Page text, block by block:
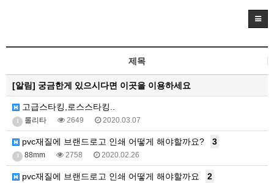
제목
[알림] 궁금한게 있으시다면 이곳을 이용하세요
고급스타킹,로스스타킹..
롤리타 2649 2020.03.07
pvc재질에 브랜드로고 인쇄 어떻게 해야할까요? 3
3 88mm 2758 2020.02.26
pvc재질에 브랜드로고 인쇄 어떻게 해야할까요 2